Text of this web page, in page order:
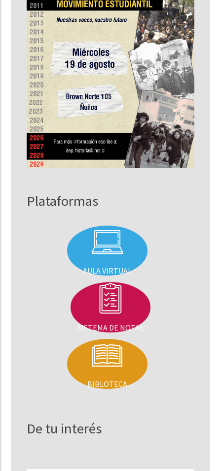
Plataformas
AULA VIRTUAL
SISTEMA DE NOTAS
BIBLOTECA
De tu interés